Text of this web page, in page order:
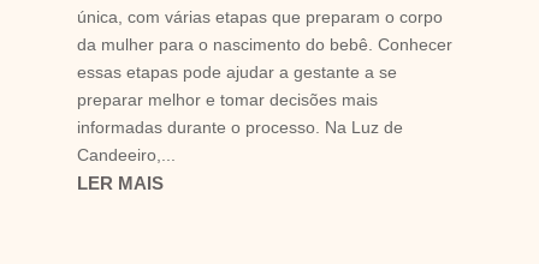
única, com várias etapas que preparam o corpo
da mulher para o nascimento do bebê. Conhecer
essas etapas pode ajudar a gestante a se
preparar melhor e tomar decisões mais
informadas durante o processo. Na Luz de
Candeeiro,...
LER MAIS